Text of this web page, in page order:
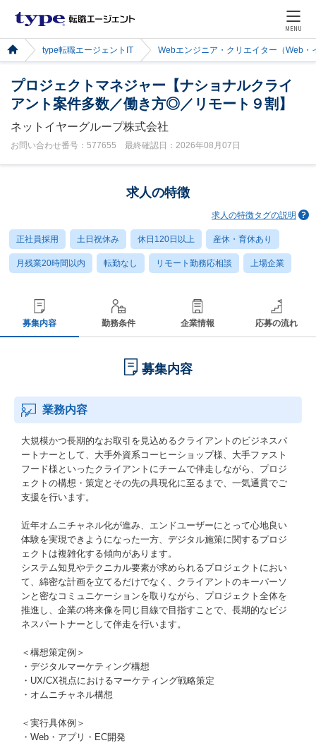
MENU
type転職エージェントIT Webエンジニア・クリエイター（Web・
プロジェクトマネジャー【ナショナルクライ
アント案件多数／働き方◎／リモート９割】
ネットイヤーグループ株式会社
お問い合わせ番号：577655 最終確認日：2026年08月07日
求人の特徴
求人の特徴タグの説明
正社員採用 土日祝休み 休日120日以上 産休・育休あり
月残業20時間以内 転勤なし リモート勤務応相談 上場企業
募集内容 勤務条件 企業情報 応募の流れ
募集内容
業務内容
大規模かつ長期的なお取引を見込めるクライアントのビジネスパ
ートナーとして、大手外資系コーヒーショップ様、大手ファスト
フード様といったクライアントにチームで伴走しながら、プロジ
ェクトの構想・策定とその先の具現化に至るまで、一気通貫でご
支援を行います。
近年オムニチャネル化が進み、エンドユーザーにとって心地良い
体験を実現できようになった一方、デジタル施策に関するプロジ
ェクトは複雑化する傾向があります。
システム知見やテクニカル要素が求められるプロジェクトにおい
て、綿密な計画を立てるだけでなく、クライアントのキーパーソ
ンと密なコミュニケーションを取りながら、プロジェクト全体を
推進し、企業の将来像を同じ目線で目指すことで、長期的なビジ
ネスパートナーとして伴走を行います。
＜構想策定例＞
・デジタルマーケティング構想
・UX/CX視点におけるマーケティング戦略策定
・オムニチャネル構想
＜実行具体例＞
・Web・アプリ・EC開発